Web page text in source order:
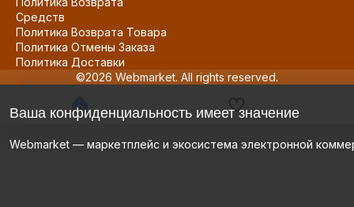
Средств
Политика Возврата Товара
Политика Отмены Заказа
Политика Доставки
©2026 Webmarket. All rights reserved.
Ваша конфиденциальность имеет значение
Webmarket — маркетплейс и экосистема электронной